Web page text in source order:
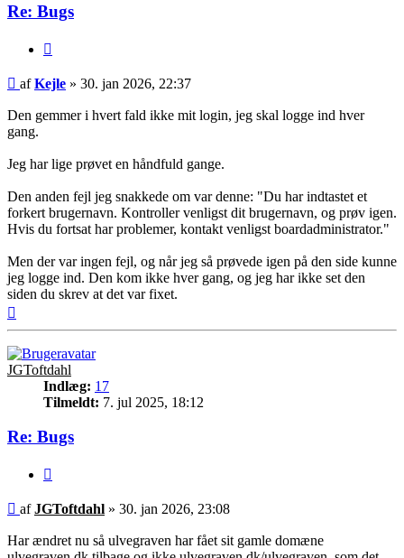
Re: Bugs
Indlæg
afKejle » 30. jan 2026, 22:37
Den gemmer i hvert fald ikke mit login, jeg skal logge ind hver
gang.
Jeg har lige prøvet en håndfuld gange.
Den anden fejl jeg snakkede om var denne: "Du har indtastet et
forkert brugernavn. Kontroller venligst dit brugernavn, og prøv igen.
Hvis du fortsat har problemer, kontakt venligst boardadministrator."
Men der var ingen fejl, og når jeg så prøvede igen på den side kunne
jeg logge ind. Den kom ikke hver gang, og jeg har ikke set den
siden du skrev at det var fixet.
JGToftdahl
Indlæg: 17
Tilmeldt: 7. jul 2025, 18:12
Re: Bugs
Indlæg
afJGToftdahl » 30. jan 2026, 23:08
Har ændret nu så ulvegraven har fået sit gamle domæne